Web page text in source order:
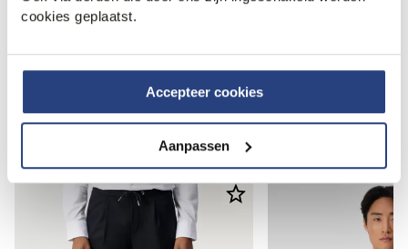
cookies geplaatst.
Accepteer cookies
Aanpassen
1
Recent bekeken